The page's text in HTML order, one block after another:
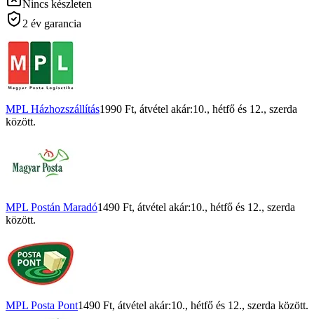
Nincs készleten
2 év garancia
MPL Házhozszállítás1990 Ft, átvétel akár:10., hétfő és 12., szerda
között.
MPL Postán Maradó1490 Ft, átvétel akár:10., hétfő és 12., szerda
között.
MPL Posta Pont1490 Ft, átvétel akár:10., hétfő és 12., szerda között.